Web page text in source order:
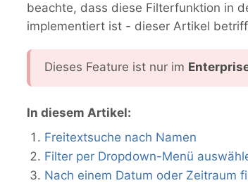
beachte, dass diese Filterfunktion in
implementiert ist - dieser Artikel
Dieses Feature ist nur im
In diesem Artikel:
Freitextsuche nach Namen
Filter per Dropdown-Menü
Nach einem Datum oder Zeitraum